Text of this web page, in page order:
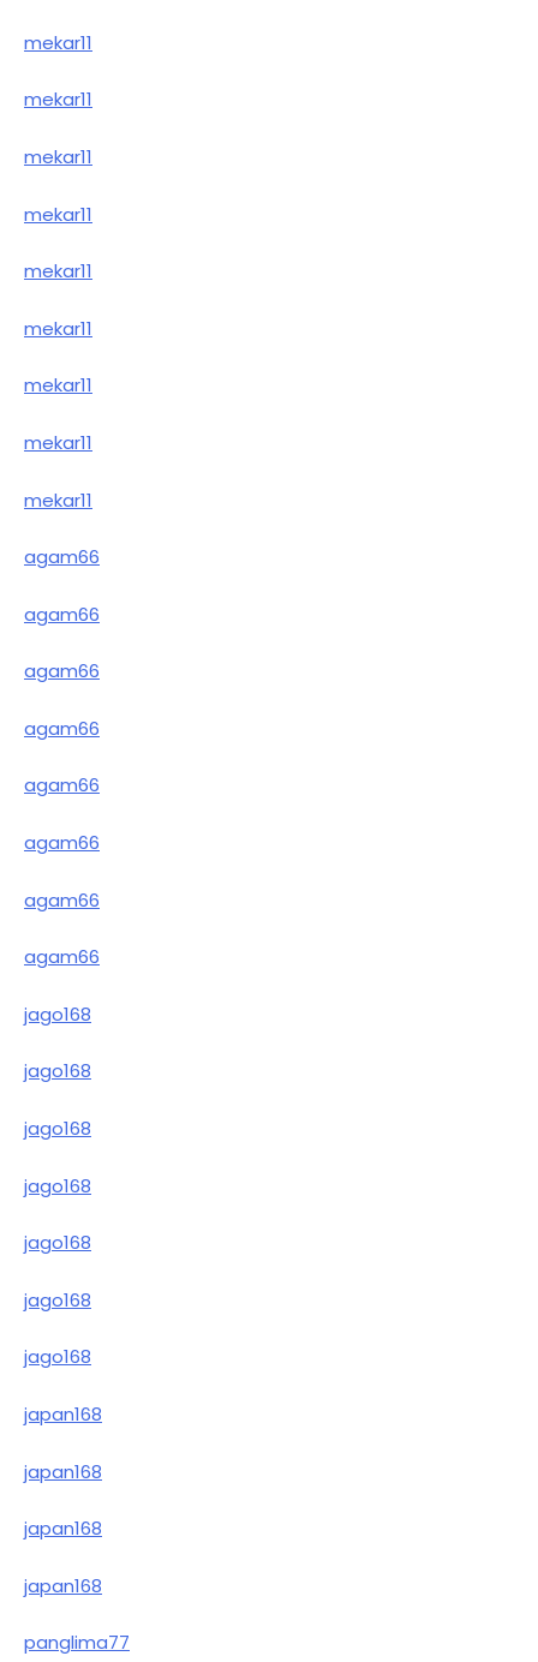
mekar11
mekar11
mekar11
mekar11
mekar11
mekar11
mekar11
mekar11
mekar11
agam66
agam66
agam66
agam66
agam66
agam66
agam66
agam66
jago168
jago168
jago168
jago168
jago168
jago168
jago168
japan168
japan168
japan168
japan168
panglima77